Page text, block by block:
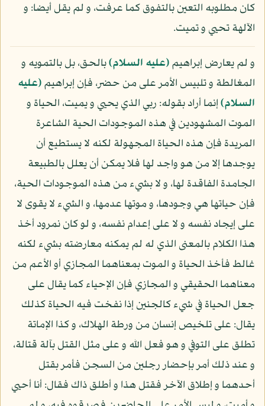
كان مطلوبه التعين بالتفوق كما عرفت، و لم يقل أيضا: و
الآلهة تحيي و تميت.
و لم يعارض إبراهيم(عليه السلام)بالحق، بل بالتمويه و
المغالطة و تلبيس الأمر على من حضر، فإن إبراهيم(عليه
السلام)إنما أراد بقوله: ربي الذي يحيي و يميت، الحياة و
الموت المشهودين في هذه الموجودات الحية الشاعرة
المريدة فإن هذه الحياة المجهولة لكنه لا يستطيع أن
يوجدها إلا من هو واجد لها فلا يمكن أن يعلل بالطبيعة
الجامدة الفاقدة لها، و لا بشيء من هذه الموجودات الحية،
فإن حياتها هي وجودها، و موتها عدمها، و الشيء لا يقوى لا
على إيجاد نفسه و لا على إعدام نفسه، و لو كان نمرود أخذ
هذا الكلام بالمعنى الذي له لم يمكنه معارضته بشيء لكنه
غالط فأخذ الحياة و الموت بمعناهما المجازي أو الأعم من
معناهما الحقيقي و المجازي فإن الإحياء كما يقال على
جعل الحياة في شيء كالجنين إذا نفخت فيه الحياة كذلك
يقال: على تلخيص إنسان من ورطة الهلاك، و كذا الإماتة
تطلق على التوفي و هو فعل الله و على مثل القتل بآلة قتالة،
و عند ذلك أمر بإحضار رجلين من السجن فأمر بقتل
أحدهما و إطلاق الآخر فقتل هذا و أطلق ذاك فقال: أنا أحيي